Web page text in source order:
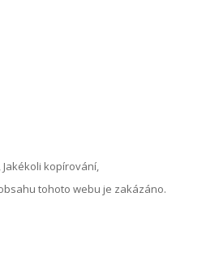
Jakékoli kopírování,
tohoto webu je zakázáno.